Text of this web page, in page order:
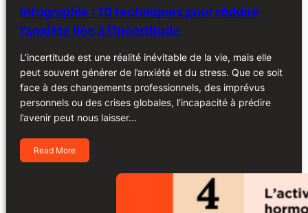
Infographie : 10 techniques pour réduire
l’anxiété liée à l’incertitude
L’incertitude est une réalité inévitable de la vie, mais elle
peut souvent générer de l’anxiété et du stress. Que ce soit
face à des changements professionnels, des imprévus
personnels ou des crises globales, l’incapacité à prédire
l’avenir peut nous laisser…
Read More